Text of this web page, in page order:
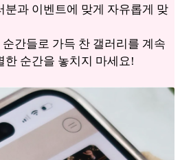
분과 이벤트에 맞게 자유롭게 맞
간들로 가득 찬 갤러리를 계속
한 순간을 놓치지 마세요!